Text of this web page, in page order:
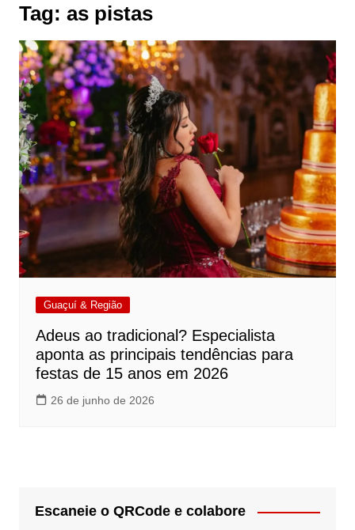
Tag: as pistas
Guaçuí & Região
Adeus ao tradicional? Especialista
aponta as principais tendências para
festas de 15 anos em 2026
26 de junho de 2026
Escaneie o QRCode e colabore